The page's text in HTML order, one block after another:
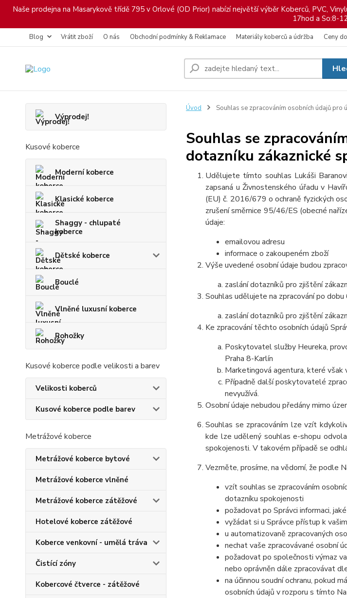
Naše prodejna na Masarykově třídě 795 v Orlové (OD Prior) nabízí největší výběr Koberců, PVC,
17hod a So:8-
Blog Vrátit zboží O nás Obchodní podmínky & Reklamace Materiály koberců a údržba Ceny
Výprodej!
Kusové koberce
Moderní koberce
Klasické koberce
Shaggy - chlupaté
koberce
Dětské koberce
Bouclé
Vlněné luxusní koberce
Rohožky
Kusové koberce podle velikosti a barev
Velikosti koberců
Kusové koberce podle barev
Metrážové koberce
Metrážové koberce bytové
Metrážové koberce vlněné
Metrážové koberce zátěžové
Hotelové koberce zátěžové
Koberce venkovní - umělá tráva
Čistící zóny
Kobercové čtverce - zátěžové
Úvod Souhlas se zpracováním osobních údajů pro
Souhlas se
dotazníku zákaznické
Udělujete tímto souhlas Lukáši
zapsaná u Živnostenského úřadu v
(EU) č. 2016/679 o ochraně fyzických
zrušení směrnice 95/46/ES (obecné
údaje:
emailovou adresu
informace o zakoupeném zboží
Výše uvedené osobní údaje budou
zaslání dotazníků pro zjištění
Souhlas udělujete na zpracování po dobu
zaslání dotazníků pro zjištění
Ke zpracování těchto osobních údajů
Poskytovatel služby Heureka,
Praha 8-Karlín
Marketingová agentura, které však
Případně další poskytovatelé
nevyužívá.
Osobní údaje nebudou předány mimo
Souhlas se zpracováním lze vzít
kde lze udělený souhlas e-shopu
spokojenosti. V takovém případě se
Vezměte, prosíme, na vědomí, že podle
vzít souhlas se zpracováním
dotazníku spokojenosti
požadovat po Správci informaci,
vyžádat si u Správce přístup k
u automatizovaně zpracovaných
nechat vaše zpracovávané osobní
požadovat po společnosti výmaz
nebo oprávněn dále zpracovávat
na účinnou soudní ochranu, pokud
osobních údajů v rozporu s tímto